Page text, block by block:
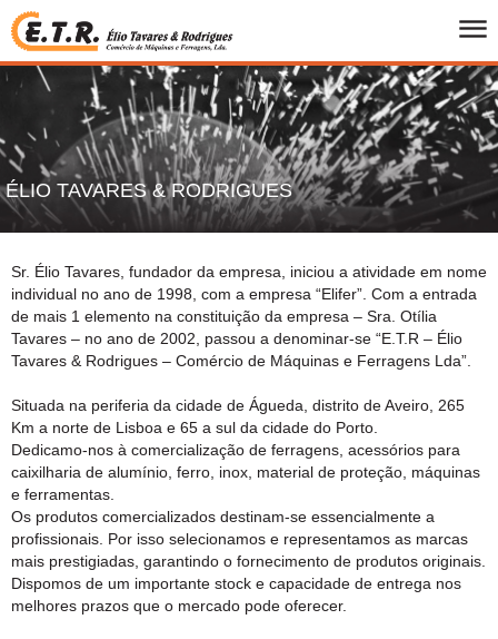
INICIO
QUEM SOMOS
PRODUTOS
FOLHETOS
PROMOCOES
CONTACTOS
ÉLIO TAVARES & RODRIGUES
Sr. Élio Tavares, fundador da empresa, iniciou a atividade em nome
individual no ano de 1998, com a empresa “Elifer”. Com a entrada
de mais 1 elemento na constituição da empresa – Sra. Otília
Tavares – no ano de 2002, passou a denominar-se “E.T.R – Élio
Tavares & Rodrigues – Comércio de Máquinas e Ferragens Lda”.
Situada na periferia da cidade de Águeda, distrito de Aveiro, 265
Km a norte de Lisboa e 65 a sul da cidade do Porto.
Dedicamo-nos à comercialização de ferragens, acessórios para
caixilharia de alumínio, ferro, inox, material de proteção, máquinas
e ferramentas.
Os produtos comercializados destinam-se essencialmente a
profissionais. Por isso selecionamos e representamos as marcas
mais prestigiadas, garantindo o fornecimento de produtos originais.
Dispomos de um importante stock e capacidade de entrega nos
melhores prazos que o mercado pode oferecer.